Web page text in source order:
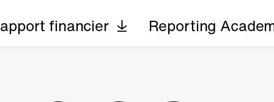
financier Reporting